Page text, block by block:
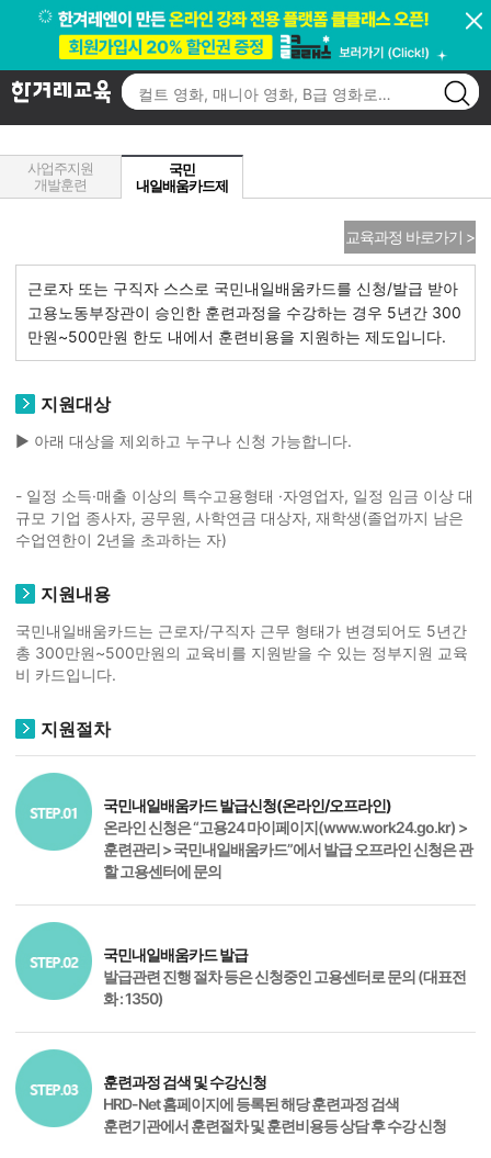
고객센터
FAQ 1:1상담 알리미
결제/환불
마일리지
국비지원
과정안내
사업주지원
개발훈련
국민
내일배움카드제
교육과정 바로가기 >
근로자 또는 구직자 스스로 국민내일배움카드를 신청/발급 받아
고용노동부장관이 승인한 훈련과정을 수강하는 경우 5년간 300
만원~500만원 한도 내에서 훈련비용을 지원하는 제도입니다.
지원대상
▶ 아래 대상을 제외하고 누구나 신청 가능합니다.
- 일정 소득·매출 이상의 특수고용형태 ·자영업자, 일정 임금 이상 대
규모 기업 종사자, 공무원, 사학연금 대상자, 재학생(졸업까지 남은
수업연한이 2년을 초과하는 자)
지원내용
국민내일배움카드는 근로자/구직자 근무 형태가 변경되어도 5년간
총 300만원~500만원의 교육비를 지원받을 수 있는 정부지원 교육
비 카드입니다.
지원절차
국민내일배움카드 발급신청(온라인/오프라인)
온라인 신청은 “고용24 마이페이지(www.work24.go.kr) >
훈련관리 > 국민내일배움카드”에서 발급 오프라인 신청은 관
할 고용센터에 문의
국민내일배움카드 발급
발급관련 진행 절차 등은 신청중인 고용센터로 문의 (대표전
화 : 1350)
훈련과정 검색 및 수강신청
HRD-Net 홈페이지에 등록된 해당 훈련과정 검색
훈련기관에서 훈련절차 및 훈련비용등 상담 후 수강 신청